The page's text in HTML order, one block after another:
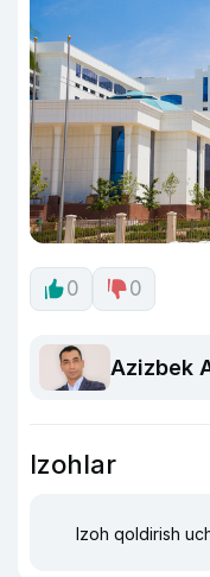
0 0
Azizbek
Izohlar
Izoh qoldirish